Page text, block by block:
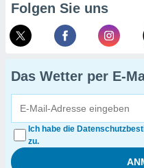
Folgen Sie uns
Das Wetter per E-
Ich habe die
zu.